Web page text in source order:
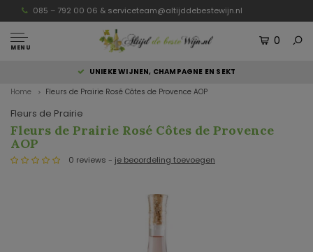
085 – 792 00 06 & serviceteam@altijddebestewijn.nl
MENU
0
UNIEKE WIJNEN, CHAMPAGNE EN SEKT
Home Fleurs de Prairie Rosé Côtes de Provence AOP
Fleurs de Prairie
Fleurs de Prairie Rosé Côtes de Provence
AOP
0 reviews - je beoordeling toevoegen